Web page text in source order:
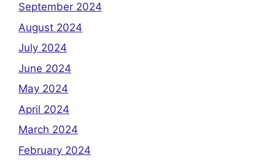
September 2024
August 2024
July 2024
June 2024
May 2024
April 2024
March 2024
February 2024